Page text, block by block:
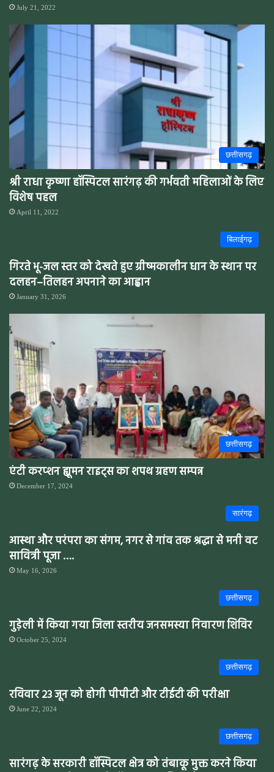
July 21, 2022
छत्तीसगढ़
श्री राधा कृष्णा हॉस्पिटल सारंगढ़ की गर्भवती महिलाओं के लिए
विशेष पहल
April 11, 2022
बिलाईगढ़
गिरते भू-जल स्तर को देखते हुए ग्रीष्मकालीन धान के स्थान पर
दलहन–तिलहन अपनाने का आह्वान
January 31, 2026
छत्तीसगढ़
एंटी करप्शन ह्यूमन राइट्स का शपथ ग्रहण सम्पन्न
December 17, 2024
सारंगढ़
आस्था और परंपरा का संगम, नगर से गांव तक श्रद्धा से मनी वट
सावित्री पूजा ….
May 16, 2026
छत्तीसगढ़
गुड़ेली में किया गया जिला स्तरीय जनसमस्या निवारण शिविर
October 25, 2024
छत्तीसगढ़
रविवार 23 जून को होगी पीपीटी और टीईटी की परीक्षा
June 22, 2024
छत्तीसगढ़
सारंगढ़ के सरकारी हॉस्पिटल क्षेत्र को तंबाकू मुक्त करने किया